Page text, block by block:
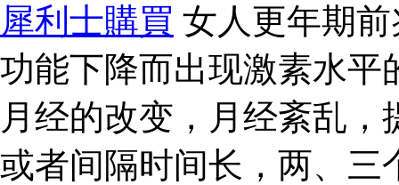
犀利士購買 女人更年期
功能下降而出现激素水平
月经的改变，月经紊乱
或者间隔时间长，两、三